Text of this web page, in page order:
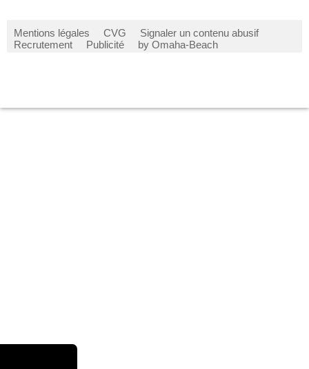
Mentions légales CVG
Signaler un contenu abusif
Recrutement
Publicité by Omaha-Beach